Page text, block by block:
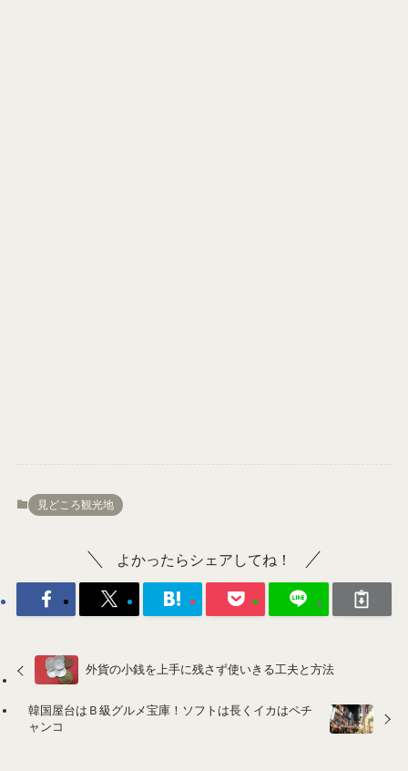
見どころ観光地
よかったらシェアしてね！
外貨の小銭を上手に残さず使いきる工夫と方法
韓国屋台はＢ級グルメ宝庫！ソフトは長くイカはペチ
ャンコ